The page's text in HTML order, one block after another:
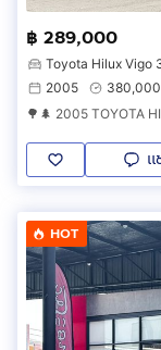
฿ 289,000
Toyota Hilux Vigo
2005
🌳🌲 2005 TOYOTA
แ
HOT